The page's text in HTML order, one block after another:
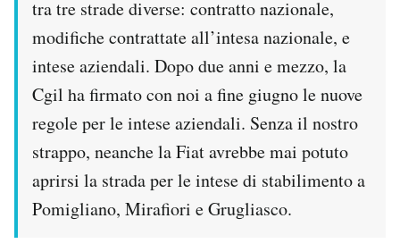
tra tre strade diverse: contratto nazionale,
modifiche contrattate all’intesa nazionale, e
intese aziendali. Dopo due anni e mezzo, la
Cgil ha firmato con noi a fine giugno le nuove
regole per le intese aziendali. Senza il nostro
strappo, neanche la Fiat avrebbe mai potuto
aprirsi la strada per le intese di stabilimento a
Pomigliano, Mirafiori e Grugliasco.